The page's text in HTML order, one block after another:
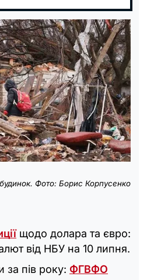
Фото: Борис Корпусенко
щодо долара та євро:
від НБУ на 10 липня.
за пів року: ФГВФО